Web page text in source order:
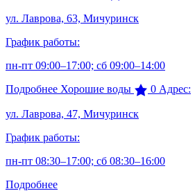
ул. Лаврова, 63, Мичуринск
График работы:
пн-пт 09:00–17:00; сб 09:00–14:00
Подробнее Хорошие воды 0 Адрес:
ул. Лаврова, 47, Мичуринск
График работы:
пн-пт 08:30–17:00; сб 08:30–16:00
Подробнее